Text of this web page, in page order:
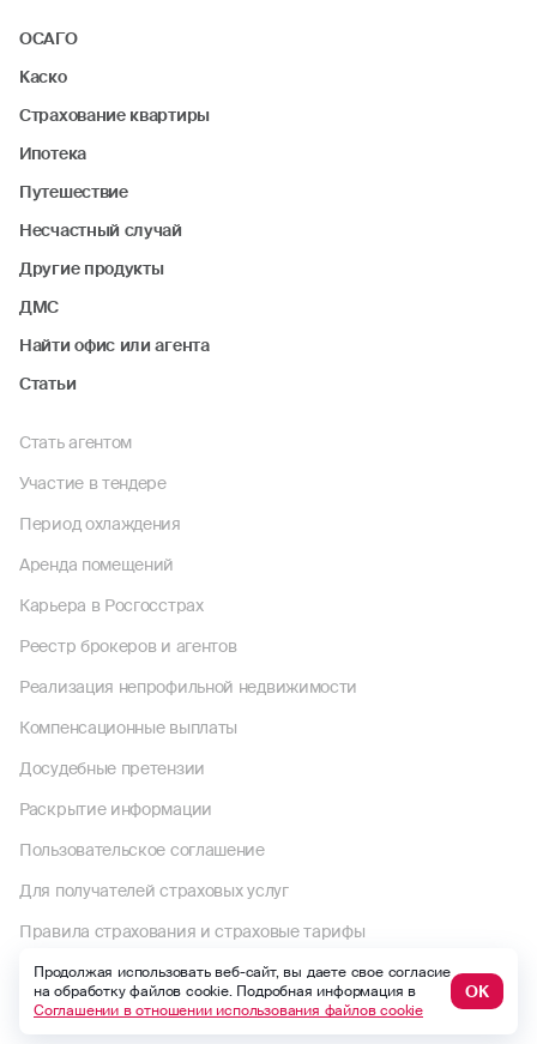
ОСАГО
Каско
Страхование квартиры
Ипотека
Путешествие
Несчастный случай
Другие продукты
ДМС
Найти офис или агента
Статьи
Стать агентом
Участие в тендере
Период охлаждения
Аренда помещений
Карьера в Росгосстрах
Реестр брокеров и агентов
Реализация непрофильной недвижимости
Компенсационные выплаты
Досудебные претензии
Раскрытие информации
Пользовательское соглашение
Для получателей страховых услуг
Правила страхования и страховые тарифы
Политика в отношении обработки персональных данных
Комплектность документов по страховому случаю по ОСАГО
Продолжая использовать веб-сайт, вы даете свое согласие
на обработку файлов cookie. Подробная информация в
Соглашении в отношении использования файлов cookie
ОК